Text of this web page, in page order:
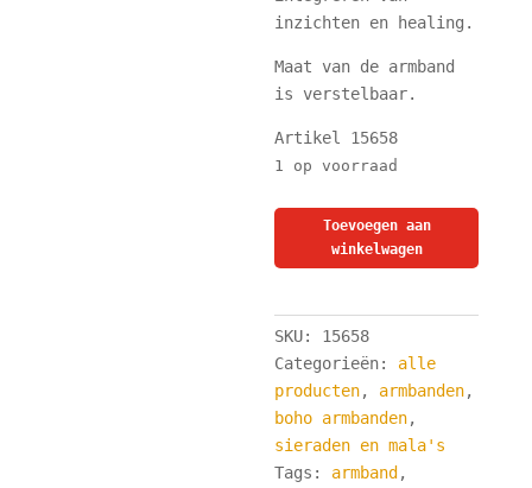
inzichten en healing.
Maat van de armband
is verstelbaar.
Artikel 15658
1 op voorraad
Krachtige
Armband
-
en
Zwarte
Onyx
aantal
Toevoegen aan
winkelwagen
SKU: 15658
Categorieën: alle
producten, armbanden,
boho armbanden,
sieraden en mala's
Tags: armband ,